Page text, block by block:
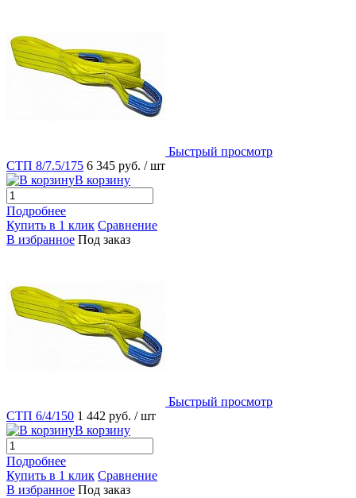
Быстрый просмотр
СТП 8/7.5/175 6 345 руб. / шт
В корзину
Подробнее
Купить в 1 клик Сравнение
В избранное Под заказ
Быстрый просмотр
СТП 6/4/150 1 442 руб. / шт
В корзину
Подробнее
Купить в 1 клик Сравнение
В избранное Под заказ